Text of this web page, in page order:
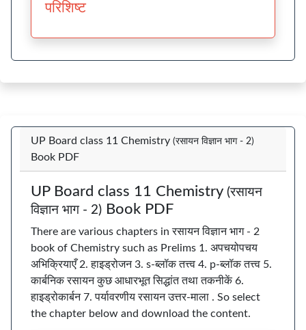
परिशिष्ट
UP Board class 11 Chemistry (रसायन विज्ञान भाग - 2)
Book PDF
UP Board class 11 Chemistry (रसायन
विज्ञान भाग - 2) Book PDF
There are various chapters in रसायन विज्ञान भाग - 2
book of Chemistry such as Prelims 1. अपचयोपचय
अभिक्रियाएँ 2. हाइड्रोजन 3. s-ब्लॉक तत्त्व 4. p-ब्लॉक तत्त्व 5.
कार्बनिक रसायन कुछ आधारभूत सिद्धांत तथा तकनीकें 6.
हाइड्रोकार्बन 7. पर्यावरणीय रसायन उत्तर-माला . So select
the chapter below and download the content.